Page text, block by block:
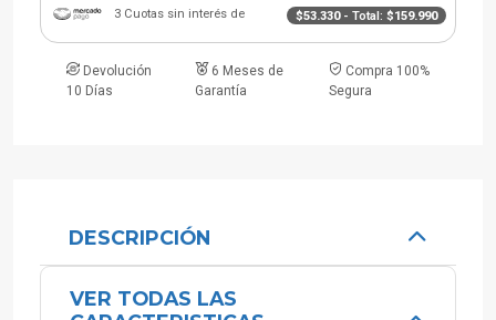
3 Cuotas sin interés de $53.330- Total: $159.990
Devolución
10 Días
6 Meses de
Garantía
Compra 100%
Segura
DESCRIPCIÓN
VER TODAS LAS